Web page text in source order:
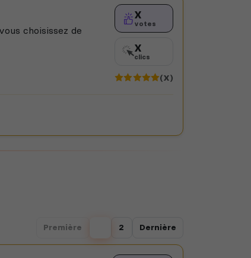
choisissez de
X
votes
X
clics
(X)
Première 2 Dernière